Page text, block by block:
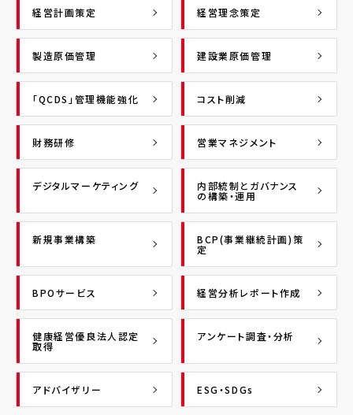
経営計画策定 経営理念策定
製造原価管理 建設業原価管理
「QCDS」管理機能強化 コスト削減
財務研修 営業マネジメント
デジタルマーケティング 内部統制とガバナンス
の構築・運用
新規事業構築 BCP(事業継続計画)策
定
BPOサービス 経営分析レポート作成
健康経営優良法人認定
取得
アンケート調査・分析
アドバイザリー ESG・SDGs